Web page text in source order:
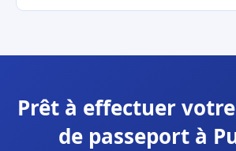
Prêt à effectuer
de passeport à